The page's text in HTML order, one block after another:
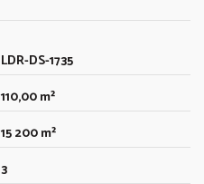
LDR-DS-1735
110,00 m²
15 200 m²
3